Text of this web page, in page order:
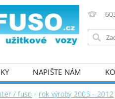
NAPIŠTE NÁM
ÚDAJŮ
/ fuso rok výroby 2005 - 2012